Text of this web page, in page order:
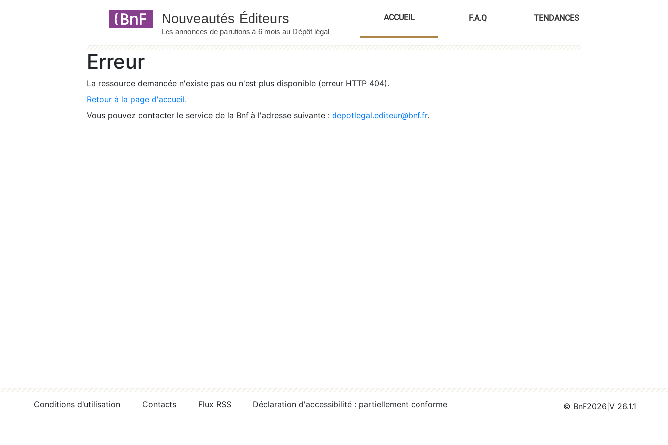
ACCUEIL F.A.Q TENDANCES
Erreur
La ressource demandée n'existe pas ou n'est plus disponible (erreur HTTP 404).
Retour à la page d'accueil.
Vous pouvez contacter le service de la Bnf à l'adresse suivante : depotlegal.editeur@bnf.fr.
Conditions d'utilisation Contacts Flux RSS Déclaration d'accessibilité : partiellement conforme © BnF2026 V 26.1.1